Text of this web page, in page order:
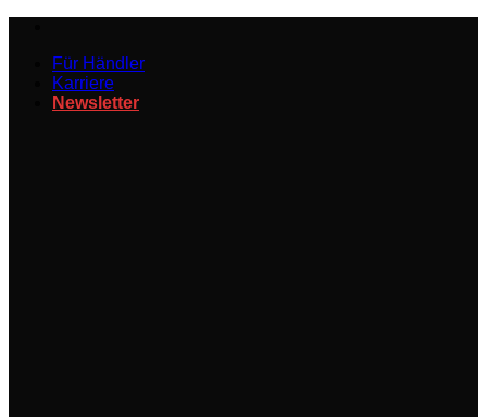
springenFür Händler
Karriere
Newsletter